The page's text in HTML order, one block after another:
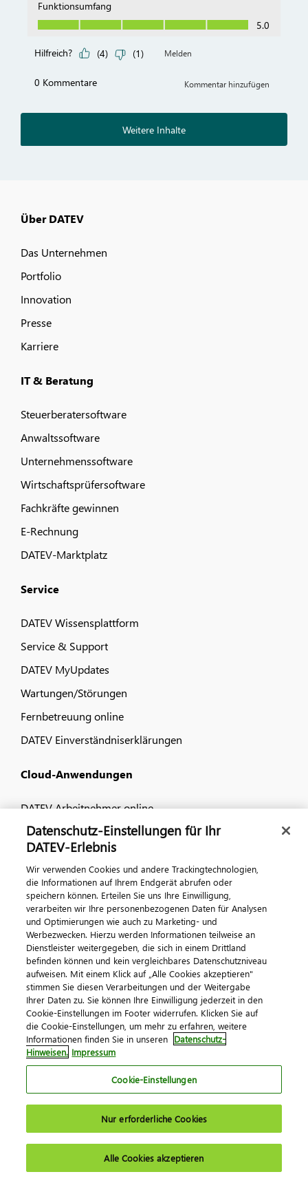
Über DATEV
Das Unternehmen
Portfolio
Innovation
Presse
Karriere
IT & Beratung
Steuerberatersoftware
Anwaltssoftware
Unternehmenssoftware
Wirtschaftsprüfersoftware
Fachkräfte gewinnen
E-Rechnung
DATEV-Marktplatz
Service
DATEV Wissensplattform
Service & Support
DATEV MyUpdates
Wartungen/Störungen
Fernbetreuung online
DATEV Einverständniserklärungen
Cloud-Anwendungen
DATEV Arbeitnehmer online
DATEV Unternehmen online
DATEV Meine Steuern
DATEV SmartTransfer
MyDATEV
Dialog & Medien
Veranstaltungen
DATEV magazin
DATEV-Community
DATEV-Newsletter
Kontaktieren Sie uns
Datenschutz-Einstellungen für Ihr
DATEV-Erlebnis
Wir verwenden Cookies und andere Trackingtechnologien,
die Informationen auf Ihrem Endgerät abrufen oder
speichern können. Erteilen Sie uns Ihre Einwilligung,
verarbeiten wir Ihre personenbezogenen Daten für Analysen
und Optimierungen wie auch zu Marketing- und
Werbezwecken. Hierzu werden Informationen teilweise an
Dienstleister weitergegeben, die sich in einem Drittland
befinden können und kein vergleichbares Datenschutzniveau
aufweisen. Mit einem Klick auf „Alle Cookies akzeptieren"
stimmen Sie diesen Verarbeitungen und der Weitergabe
Ihrer Daten zu. Sie können Ihre Einwilligung jederzeit in den
Cookie-Einstellungen im Footer widerrufen. Klicken Sie auf
die Cookie-Einstellungen, um mehr zu erfahren, weitere
Informationen finden Sie in unseren Datenschutz-
Hinweisen. Impressum
Cookie-Einstellungen
Nur erforderliche Cookies
Alle Cookies akzeptieren